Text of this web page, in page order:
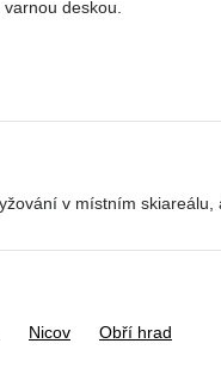
deskou.
v místním skiareálu,
Nicov
Obří hrad